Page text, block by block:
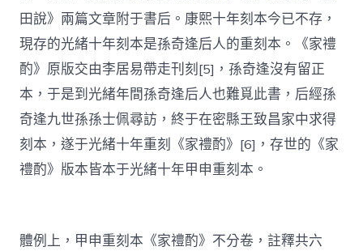
田說》兩篇文章附于書后。康熙十年刻本今已不存，
現存的光緒十年刻本是孫奇逢后人的重刻本。《家禮
酌》原版交由李居易帶走刊刻[5]，孫奇逢沒有留正
本，于是到光緒年間孫奇逢后人也難覓此書，后經孫
奇逢九世孫孫士佩尋訪，終于在密縣王致昌家中求得
刻本，遂于光緒十年重刻《家禮酌》[6]，存世的《家
禮酌》版本皆本于光緒十年甲申重刻本。
體例上，甲申重刻本《家禮酌》不分卷，註釋共六